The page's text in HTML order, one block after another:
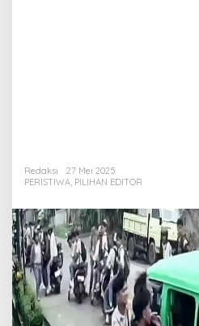
Redaksi
27 Mei 2025
PERISTIWA, PILIHAN EDITOR